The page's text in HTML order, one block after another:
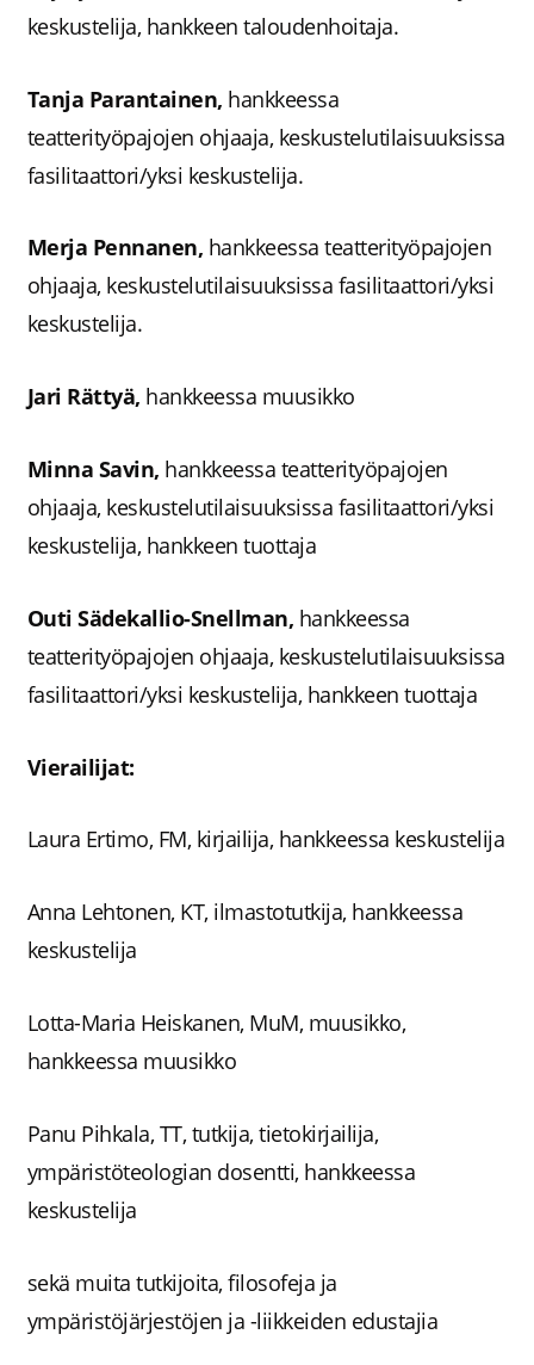
keskustelija, hankkeen taloudenhoitaja.
Tanja Parantainen, hankkeessa
teatterityöpajojen ohjaaja, keskustelutilaisuuksissa
fasilitaattori/yksi keskustelija.
Merja Pennanen, hankkeessa teatterityöpajojen
ohjaaja, keskustelutilaisuuksissa fasilitaattori/yksi
keskustelija.
Jari Rättyä, hankkeessa muusikko
Minna Savin, hankkeessa teatterityöpajojen
ohjaaja, keskustelutilaisuuksissa fasilitaattori/yksi
keskustelija, hankkeen tuottaja
Outi Sädekallio-Snellman, hankkeessa
teatterityöpajojen ohjaaja, keskustelutilaisuuksissa
fasilitaattori/yksi keskustelija, hankkeen tuottaja
Vierailijat:
Laura Ertimo, FM, kirjailija, hankkeessa keskustelija
Anna Lehtonen, KT, ilmastotutkija, hankkeessa
keskustelija
Lotta-Maria Heiskanen, MuM, muusikko,
hankkeessa muusikko
Panu Pihkala, TT, tutkija, tietokirjailija,
ympäristöteologian dosentti, hankkeessa
keskustelija
sekä muita tutkijoita, filosofeja ja
ympäristöjärjestöjen ja -liikkeiden edustajia